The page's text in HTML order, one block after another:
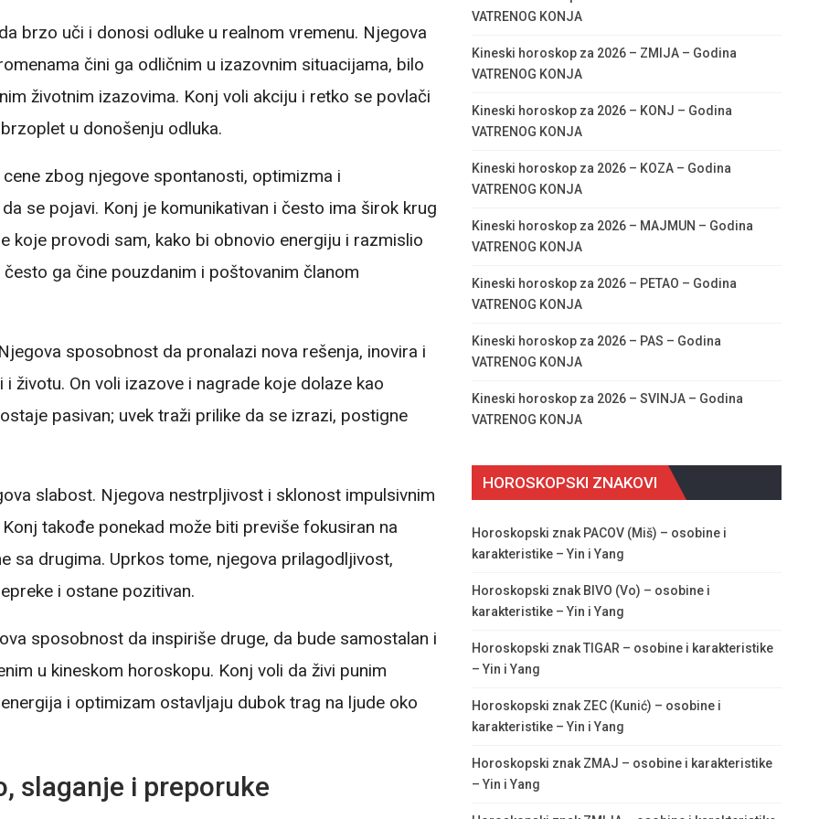
brzo uči i donosi odluke u realnom vremenu. Njegova
čini ga odličnim u izazovnim situacijama, bilo
životnim izazovima. Konj voli akciju i retko se povlači
u donošenju odluka.
zbog njegove spontanosti, optimizma i
se pojavi. Konj je komunikativan i često ima širok krug
koje provodi sam, kako bi obnovio energiju i razmislio
ga čine pouzdanim i poštovanim članom
sposobnost da pronalazi nova rešenja, inovira i
životu. On voli izazove i nagrade koje dolaze kao
pasivan; uvek traži prilike da se izrazi, postigne
slabost. Njegova nestrpljivost i sklonost impulsivnim
takođe ponekad može biti previše fokusiran na
sa drugima. Uprkos tome, njegova prilagodljivost,
i ostane pozitivan.
sposobnost da inspiriše druge, da bude samostalan i
u kineskom horoskopu. Konj voli da živi punim
i optimizam ostavljaju dubok trag na ljude oko
slaganje i preporuke
VATRENOG KONJA
Kineski horoskop za 2026 – ZMIJA – Godina
VATRENOG KONJA
Kineski horoskop za 2026 – KONJ – Godina
VATRENOG KONJA
Kineski horoskop za 2026 – KOZA – Godina
VATRENOG KONJA
Kineski horoskop za 2026 – MAJMUN – Godina
VATRENOG KONJA
Kineski horoskop za 2026 – PETAO – Godina
VATRENOG KONJA
Kineski horoskop za 2026 – PAS – Godina
VATRENOG KONJA
Kineski horoskop za 2026 – SVINJA – Godina
VATRENOG KONJA
HOROSKOPSKI ZNAKOVI
Horoskopski znak PACOV (Miš) – osobine i
karakteristike – Yin i Yang
Horoskopski znak BIVO (Vo) – osobine i
karakteristike – Yin i Yang
Horoskopski znak TIGAR – osobine i karakteristike
– Yin i Yang
Horoskopski znak ZEC (Kunić) – osobine i
karakteristike – Yin i Yang
Horoskopski znak ZMAJ – osobine i karakteristike
– Yin i Yang